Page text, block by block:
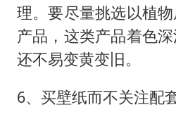
理。要尽量挑选以植
产品，这类产品着色
还不易变黄变旧。
6、买壁纸而不关注配